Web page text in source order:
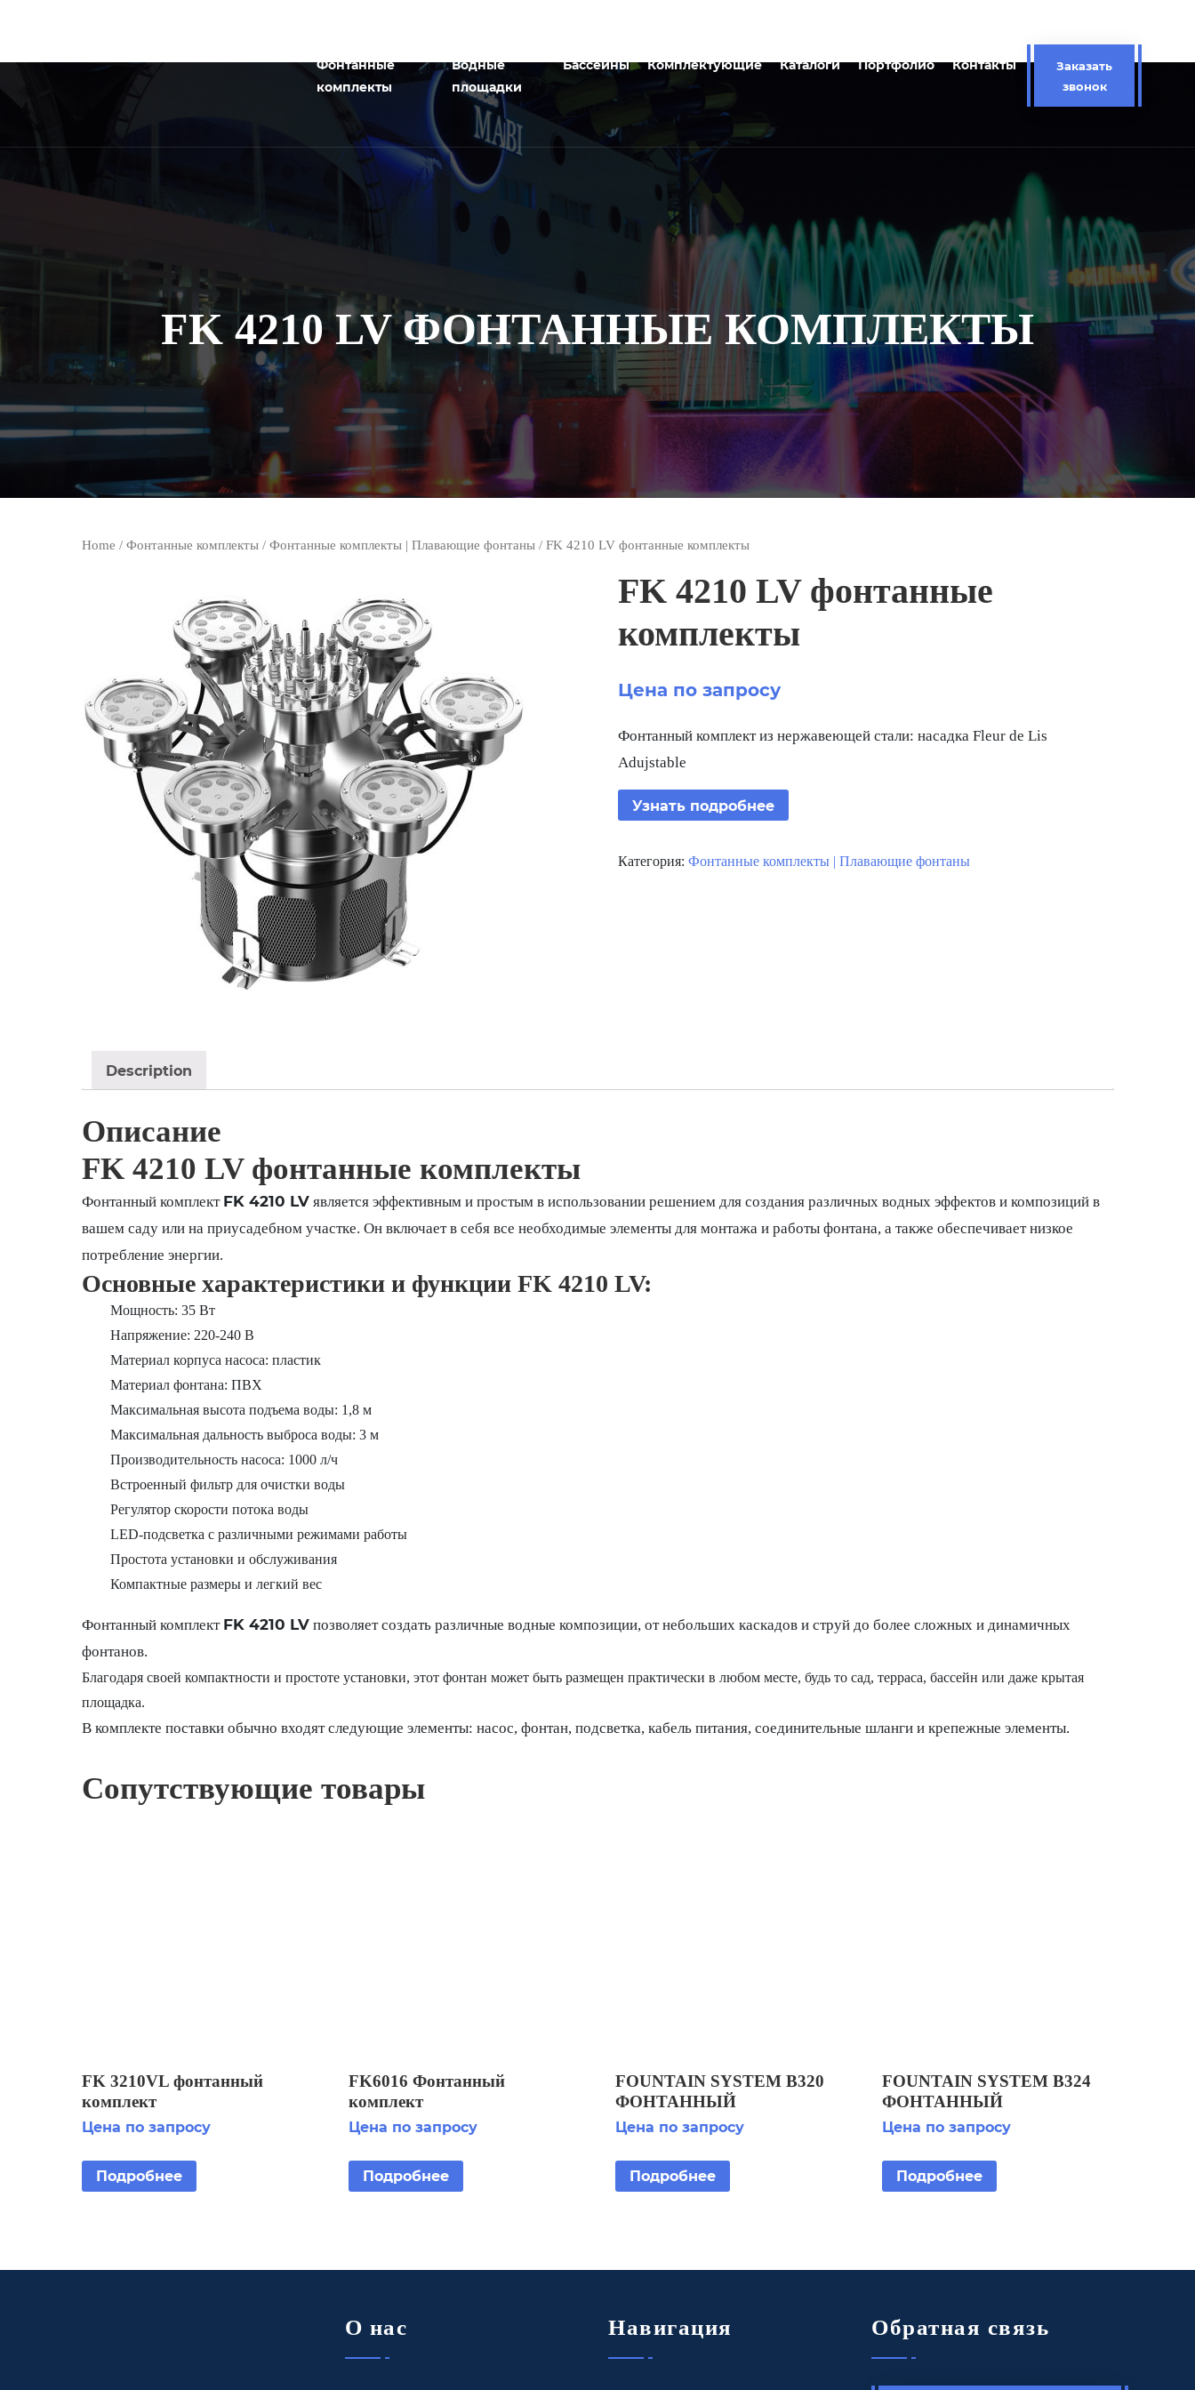
Фонтанные
комплекты
Водные
площадки
Бассейны Комплектующие Каталоги Портфолио Контакты
Заказать
звонок
FK 4210 LV ФОНТАННЫЕ КОМПЛЕКТЫ
Home / Фонтанные комплекты/ Фонтанные комплекты | Плавающие фонтаны/ FK 4210 LV фонтанные комплекты
FK 4210 LV фонтанные
комплекты
Цена по запросу
Фонтанный комплект из нержавеющей стали: насадка Fleur de Lis
Adujstable
Узнать подробнее
Категория:Фонтанные комплекты | Плавающие фонтаны
Description
Описание
FK 4210 LV фонтанные комплекты
Фонтанный комплект FK 4210 LVявляется эффективным и простым в использовании решением для создания различных водных эффектов и композиций в
вашем саду или на приусадебном участке. Он включает в себя все необходимые элементы для монтажа и работы фонтана, а также обеспечивает низкое
потребление энергии.
Основные характеристики и функции FK 4210 LV:
Мощность: 35 Вт
Напряжение: 220-240 В
Материал корпуса насоса: пластик
Материал фонтана: ПВХ
Максимальная высота подъема воды: 1,8 м
Максимальная дальность выброса воды: 3 м
Производительность насоса: 1000 л/ч
Встроенный фильтр для очистки воды
Регулятор скорости потока воды
LED-подсветка с различными режимами работы
Простота установки и обслуживания
Компактные размеры и легкий вес
Фонтанный комплект FK 4210 LVпозволяет создать различные водные композиции, от небольших каскадов и струй до более сложных и динамичных
фонтанов.
Благодаря своей компактности и простоте установки, этот фонтан может быть размещен практически в любом месте, будь то сад, терраса, бассейн или даже крытая
площадка.
В комплекте поставки обычно входят следующие элементы: насос, фонтан, подсветка, кабель питания, соединительные шланги и крепежные элементы.
Сопутствующие товары
FK 3210VL фонтанный
комплект
Цена по запросу
Подробнее
FK6016 Фонтанный
комплект
Цена по запросу
Подробнее
FOUNTAIN SYSTEM B320
ФОНТАННЫЙ
КОМПЛЕКТ
Цена по запросу
Подробнее
FOUNTAIN SYSTEM B324
ФОНТАННЫЙ
КОМПЛЕКТ
Цена по запросу
Подробнее
О нас Навигация Обратная связь